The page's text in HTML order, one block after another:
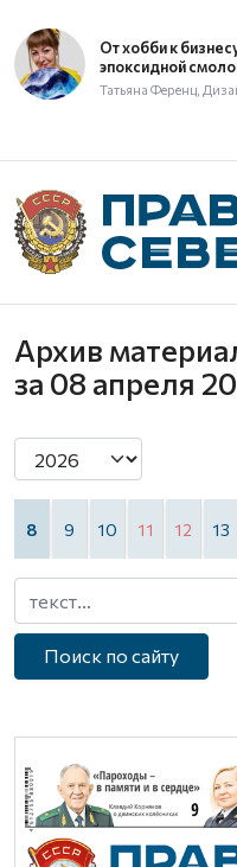
От хобби к
эпоксидной
Татьяна Ференц,
Архив
за 08 апреля
8 9 10 11 12 13
Поиск по сайту